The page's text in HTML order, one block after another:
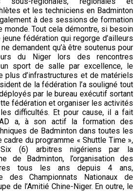
et les techniciens en Badminton
à des sessions de formation
monde. Tout cela démontre, si besoin
fédération qui regorge d’ailleurs
demandent qu’à être soutenus pour
du Niger lors des rencontres
un sport de salle par excellence, le
plus d’infrastructures et de matériels
de la fédération l’a souligné tout
par le bureau exécutif sortant
fédération et organiser les activités
difficultés. Et pour cause, il a fait
a, à son actif la formation des
de Badminton dans toutes les
du programme « Shuttle Time »,
(6) arbitres nigériens par la
de Badminton, l’organisation des
tous les ans depuis 4 ans,
des Championnats Nationaux de
de l’Amitié Chine-Niger. En outre, le